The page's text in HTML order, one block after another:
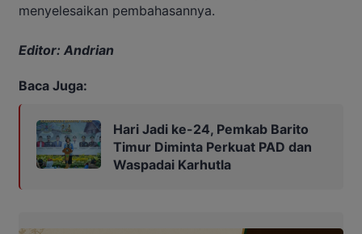
menyelesaikan pembahasannya.
Editor: Andrian
Baca Juga:
Hari Jadi ke-24, Pemkab Barito
Timur Diminta Perkuat PAD dan
Waspadai Karhutla